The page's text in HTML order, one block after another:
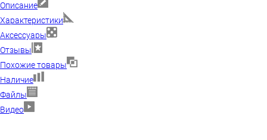
Описание
Характеристики
Аксессуары
Отзывы
Похожие товары
Наличие
Файлы
Видео